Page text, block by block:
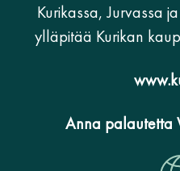
Kurikassa, Jurvassa
ylläpitää Kurikan
Anna palautetta